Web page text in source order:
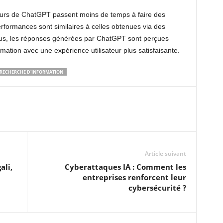
de ChatGPT passent moins de temps à faire des
sont similaires à celles obtenues via des
les réponses générées par ChatGPT sont perçues
avec une expérience utilisateur plus satisfaisante.
D'INFORMATION
Article suivant
Cyberattaques IA : Comment les
entreprises renforcent leur
cybersécurité ?